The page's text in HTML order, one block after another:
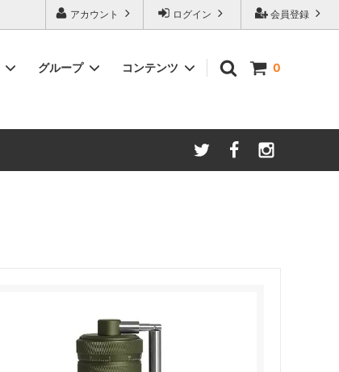
会員登録
ログイン
アカウント
0
手動ミル
アイスコーヒー
一体型抽出器
グループ
Kalita/カリタ
コンテンツ